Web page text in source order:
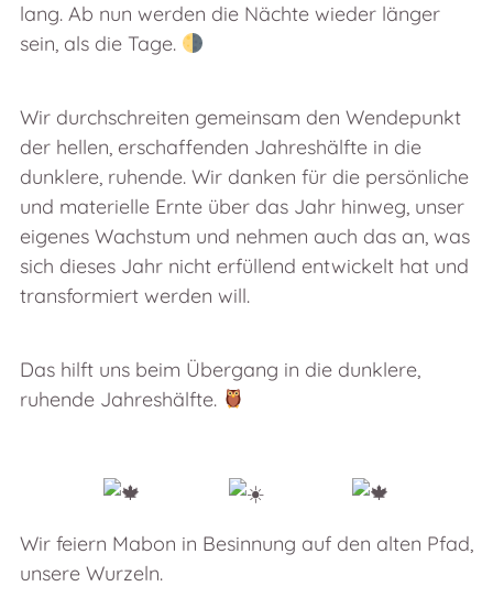
lang. Ab nun werden die Nächte wieder länger
sein, als die Tage.
Wir durchschreiten gemeinsam den Wendepunkt
der hellen, erschaffenden Jahreshälfte in die
dunklere, ruhende. Wir danken für die persönliche
und materielle Ernte über das Jahr hinweg, unser
eigenes Wachstum und nehmen auch das an, was
sich dieses Jahr nicht erfüllend entwickelt hat und
transformiert werden will.
Das hilft uns beim Übergang in die dunklere,
ruhende Jahreshälfte.
Wir feiern Mabon in Besinnung auf den alten Pfad,
unsere Wurzeln.